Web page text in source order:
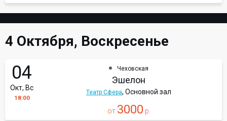
4 Октября, Воскресенье
04
Окт, Вс
18:00
Чеховская
Эшелон
Театр Сфера, Основной зал
от 3000 р.